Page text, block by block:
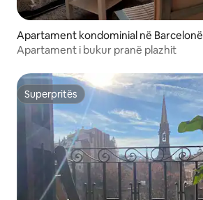
Apartament kondominial në Barcelonë
Apartament i bukur pranë plazhit
Superpritës
Superpritës